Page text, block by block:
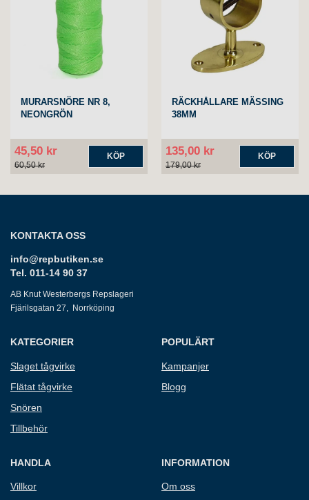
MURARSNÖRE NR 8,
NEONGRÖN
45,50 kr
60,50 kr
KÖP
RÄCKHÅLLARE MÄSSING
38MM
135,00 kr
179,00 kr
KÖP
KONTAKTA OSS
info@repbutiken.se
Tel. 011-14 90 37
AB Knut Westerbergs Repslageri
Fjärilsgatan 27, Norrköping
KATEGORIER
Slaget tågvirke
Flätat tågvirke
Snören
Tillbehör
POPULÄRT
Kampanjer
Blogg
HANDLA
Villkor
INFORMATION
Om oss